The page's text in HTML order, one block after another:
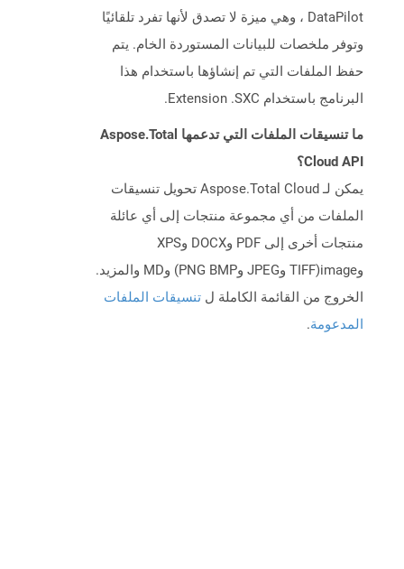
DataPilot ، وهي ميزة لا تصدق لأنها تفرد تلقائيًا
وتوفر ملخصات للبيانات المستوردة الخام. يتم
حفظ الملفات التي تم إنشاؤها باستخدام هذا
البرنامج باستخدام Extension .SXC.
ما تنسيقات الملفات التي تدعمها Aspose.Total
Cloud API؟
يمكن لـ Aspose.Total Cloud تحويل تنسيقات
الملفات من أي مجموعة منتجات إلى أي عائلة
منتجات أخرى إلى PDF وDOCX وXPS
وimage(TIFF وJPEG وPNG BMP) وMD والمزيد.
الخروج من القائمة الكاملة ل تنسيقات الملفات
المدعومة.